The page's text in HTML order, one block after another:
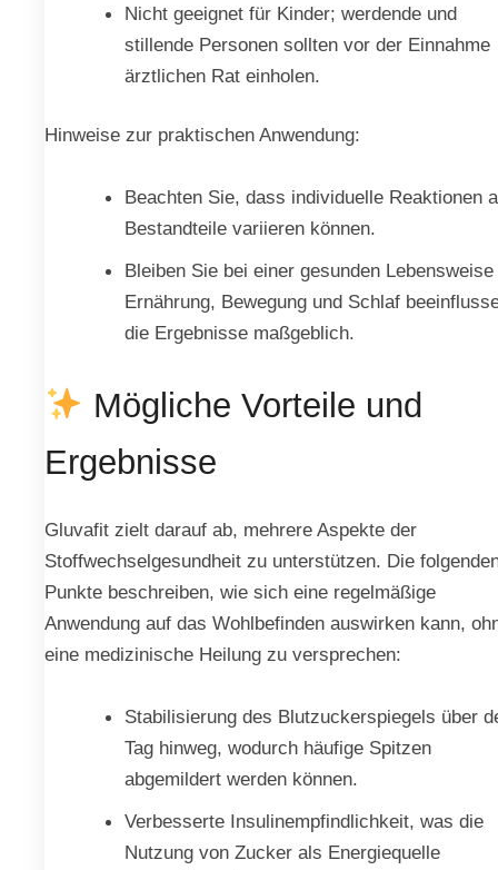
Nicht geeignet für Kinder; werdende und
stillende Personen sollten vor der Einnahme
ärztlichen Rat einholen.
Hinweise zur praktischen Anwendung:
Beachten Sie, dass individuelle Reaktionen
Bestandteile variieren können.
Bleiben Sie bei einer gesunden Lebensweise
Ernährung, Bewegung und Schlaf
die Ergebnisse maßgeblich.
Mögliche Vorteile und
Ergebnisse
Gluvafit zielt darauf ab, mehrere Aspekte der
Stoffwechselgesundheit zu unterstützen. Die
Punkte beschreiben, wie sich eine regelmäßige
Anwendung auf das Wohlbefinden auswirken kann,
eine medizinische Heilung zu versprechen:
Stabilisierung des Blutzuckerspiegels über
Tag hinweg, wodurch häufige Spitzen
abgemildert werden können.
Verbesserte Insulinempfindlichkeit, was die
Nutzung von Zucker als Energiequelle